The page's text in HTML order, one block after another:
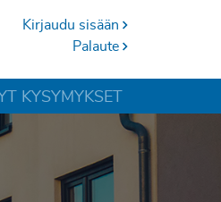
KYSYMYKSET
Kirjaudu sisään
Palaute